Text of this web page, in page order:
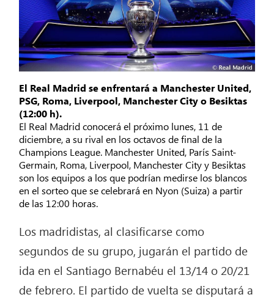
El Real Madrid se enfrentará a Manchester United,
PSG, Roma, Liverpool, Manchester City o Besiktas
(12:00 h).
El Real Madrid conocerá el próximo lunes, 11 de
diciembre, a su rival en los octavos de final de la
Champions League. Manchester United, París Saint-
Germain, Roma, Liverpool, Manchester City y Besiktas
son los equipos a los que podrían medirse los blancos
en el sorteo que se celebrará en Nyon (Suiza) a partir
de las 12:00 horas.
Los madridistas, al clasificarse como
segundos de su grupo, jugarán el partido de
ida en el Santiago Bernabéu el 13/14 o 20/21
de febrero. El partido de vuelta se disputará a